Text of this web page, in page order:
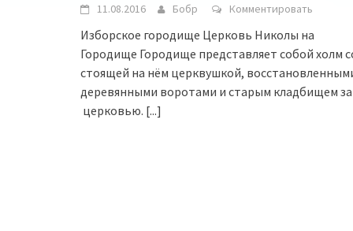
11.08.2016 Бобр Комментировать
Изборское городище Церковь Николы на
Городище Городище представляет собой холм
стоящей на нём церквушкой,
деревянными воротами и старым кладбищем за
церковью. [...]